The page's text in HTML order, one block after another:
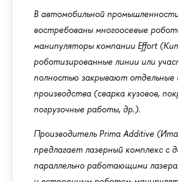
В автомобильной
востребованы многоосевые
манипуляторы компании Effort
роботизированные линии или
полностью закрывают отдельные
производства (сварка кузовов,
погрузочные работы, др.).
Производитель Prima Additive
предлагает лазерный комплекс с
параллельно работающими